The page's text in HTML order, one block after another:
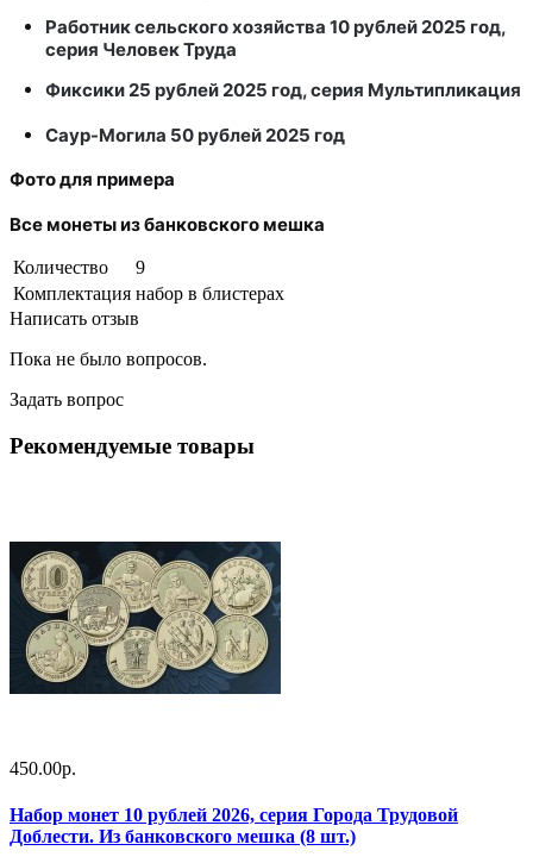
Работник сельского хозяйства 10 рублей 2025 год,
серия Человек Труда
Фиксики 25 рублей 2025 год, серия Мультипликация
Саур-Могила 50 рублей 2025 год
Фото для примера
Все монеты из банковского мешка
Количество
9
Комплектация набор в блистерах
Написать отзыв
Пока не было вопросов.
Задать вопрос
Рекомендуемые товары
450.00р.
Набор монет 10 рублей 2026, серия Города Трудовой
Доблести. Из банковского мешка (8 шт.)